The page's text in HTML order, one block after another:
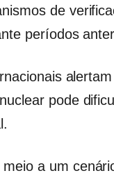
de
períodos
pode
a um